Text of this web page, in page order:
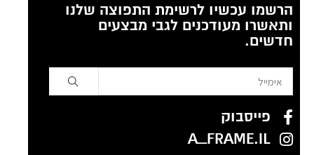
הרשמו עכשיו לרשימת התפוצה שלנו
ותאשרו מעודכנים לגבי מבצעים
חדשים.
פייסבוק
A_FRAME.IL